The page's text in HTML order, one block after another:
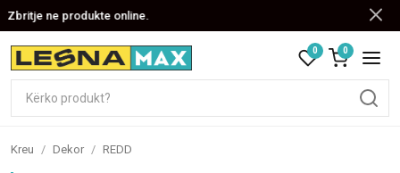
Zbritje ne produkte online.
0 0
Kreu / Dekor / REDD